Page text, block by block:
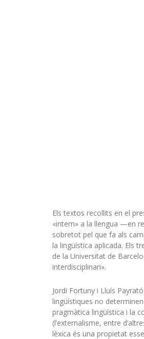
Els textos recollits en el
«intern» a la llengua —en
sobretot pel que fa als
la lingüística aplicada. Els
de la Universitat de
interdisciplinari».
Jordi Fortuny i Lluís
lingüístiques no
pragmàtica lingüística i la
(l’externalisme, entre
lèxica és una propietat